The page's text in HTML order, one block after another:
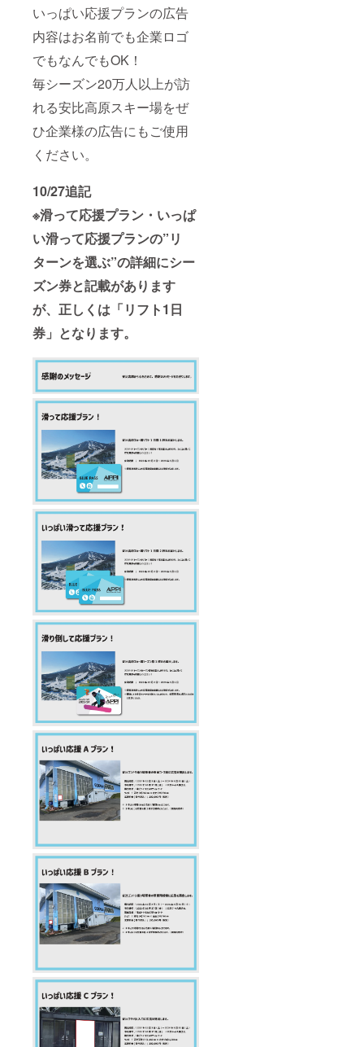
いっぱい応援プランの広告
内容はお名前でも企業ロゴ
でもなんでもOK！
毎シーズン20万人以上が訪
れる安比高原スキー場をぜ
ひ企業様の広告にもご使用
ください。
10/27追記
※滑って応援プラン・いっぱ
い滑って応援プランの”リ
ターンを選ぶ”の詳細にシー
ズン券と記載があります
が、正しくは「リフト1日
券」となります。